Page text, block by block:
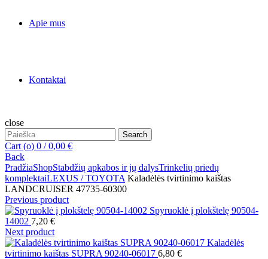
Apie mus
Kontaktai
close
Search
for:
Search
Cart (o) 0 / 0,00 €
Back
PradžiaShopStabdžių apkabos ir jų dalysTrinkelių priedų
komplektaiLEXUS / TOYOTA Kaladėlės tvirtinimo kaištas
LANDCRUISER 47735-60300
Previous product
Spyruoklė į plokštelę 90504-
14002 7,20 €
Next product
Kaladėlės
tvirtinimo kaištas SUPRA 90240-06017 6,80 €